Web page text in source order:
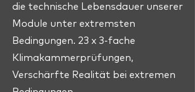
die technische Lebensdauer unserer
Module unter extremsten
Bedingungen. 23 x 3-fache
Klimakammerprüfungen,
Verschärfte Realität bei extremen